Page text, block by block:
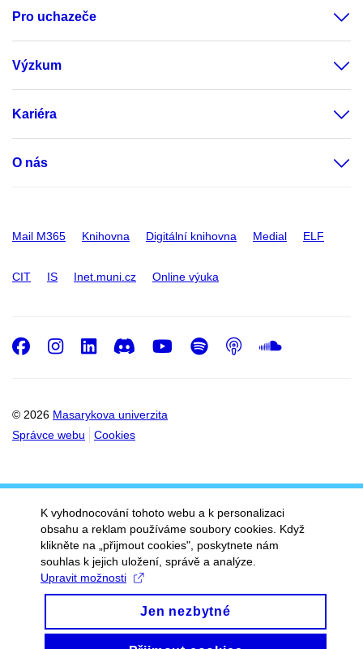
Pro uchazeče
Výzkum
Kariéra
O nás
Mail M365 Knihovna Digitální knihovna Medial ELF
CIT IS Inet.muni.cz Online výuka
© 2026 Masarykova univerzita
Správce webu
Cookies
Facebook
Instagram
LinkedIn
DiscordYoutube
Spotify
Podcast
K vyhodnocování tohoto webu a k personalizaci
obsahu a reklam používáme soubory cookies. Když
klikněte na „přijmout cookies", poskytnete nám
souhlas k jejich uložení, správě a analýze.
Upravit možnosti
Jen nezbytné